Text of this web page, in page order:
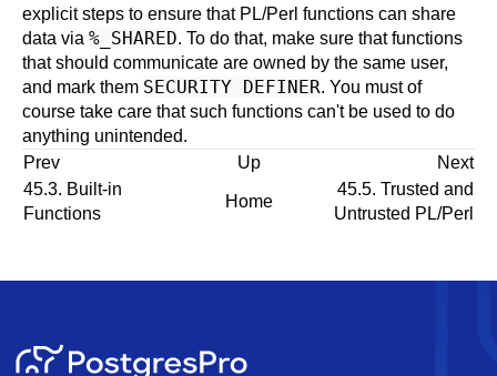
explicit steps to ensure that PL/Perl functions can share
data via %_SHARED. To do that, make sure that functions
that should communicate are owned by the same user,
and mark them SECURITY DEFINER. You must of
course take care that such functions can't be used to do
anything unintended.
Prev
Up
Next
45.3. Built-in
Functions
Home
45.5. Trusted and
Untrusted PL/Perl